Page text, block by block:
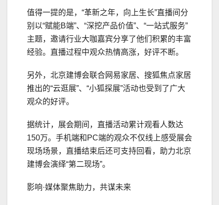
值得一提的是，“革新之年，向上生长”直播间分
别以“赋能B端”、“深挖产品价值”、“一站式服务”
主题，邀请行业大咖嘉宾分享了他们积累的丰富
经验。直播过程中观众热情高涨，好评不断。
另外，北京建博会联合网易家居、搜狐焦点家居
推出的“云逛展”、“小狐探展”活动也受到了广大
观众的好评。
据统计，展会期间，直播活动累计观看人数达
150万。手机端和PC端的观众不仅线上感受展会
现场场景，直播结束后还可支持回看，助力北京
建博会演绎“第二现场”。
影响·媒体聚焦助力，共谋未来